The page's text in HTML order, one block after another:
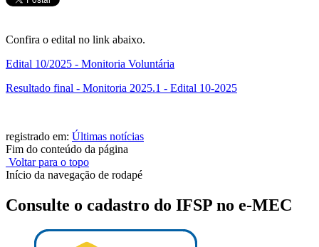
Confira o edital no link abaixo.
Edital 10/2025 - Monitoria Voluntária
Resultado final - Monitoria 2025.1 - Edital 10-2025
registrado em: Últimas notícias
Fim do conteúdo da página
Voltar para o topo
Início da navegação de rodapé
Consulte o cadastro do IFSP no e-MEC